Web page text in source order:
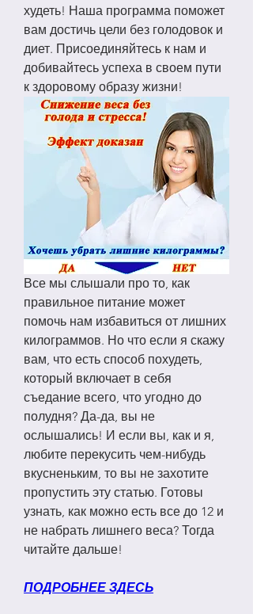
худеть! Наша программа поможет
вам достичь цели без голодовок и
диет. Присоединяйтесь к нам и
добивайтесь успеха в своем пути
к здоровому образу жизни!
Все мы слышали про то, как
правильное питание может
помочь нам избавиться от лишних
килограммов. Но что если я скажу
вам, что есть способ похудеть,
который включает в себя
съедание всего, что угодно до
полудня? Да-да, вы не
ослышались! И если вы, как и я,
любите перекусить чем-нибудь
вкусненьким, то вы не захотите
пропустить эту статью. Готовы
узнать, как можно есть все до 12 и
не набрать лишнего веса? Тогда
читайте дальше!
ПОДРОБНЕЕ ЗДЕСЬ